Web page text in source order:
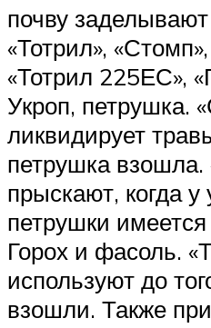
почву
«Тотрил»,
«Тотрил 225ЕС»,
Укроп, петрушка.
ликвидирует
петрушка взошла.
прыскают, когда у
петрушки
Горох и фасоль.
используют до
взошли. Также